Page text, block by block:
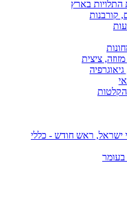
התלויות בארץ
קורבנות
ציצית
ישראל, ראש חודש - כללי